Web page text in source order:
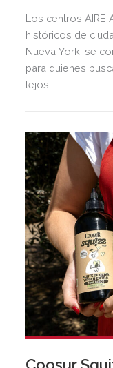
Los centros AIRE
históricos de
Nueva York, se
para quienes
lejos.